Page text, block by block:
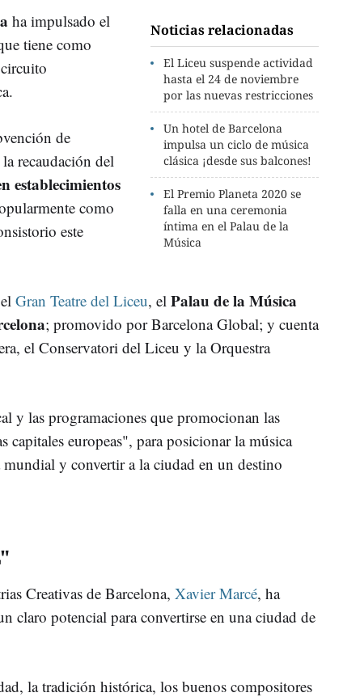
Noticias relacionadas
El Liceu suspende actividad
hasta el 24 de noviembre
por las nuevas restricciones
Un hotel de Barcelona
impulsa un ciclo de música
clásica ¡desde sus balcones!
El Premio Planeta 2020 se
falla en una ceremonia
íntima en el Palau de la
Música
ha impulsado el
tiene como
de
recaudación del
establecimientos
como
este
Gran Teatre del Liceu, el Palau de la Música
; promovido por Barcelona Global; y cuenta
el Conservatori del Liceu y la Orquestra
y las programaciones que promocionan las
capitales europeas", para posicionar la música
mundial y convertir a la ciudad en un destino
Creativas de Barcelona, Xavier Marcé, ha
claro potencial para convertirse en una ciudad de
la tradición histórica, los buenos compositores